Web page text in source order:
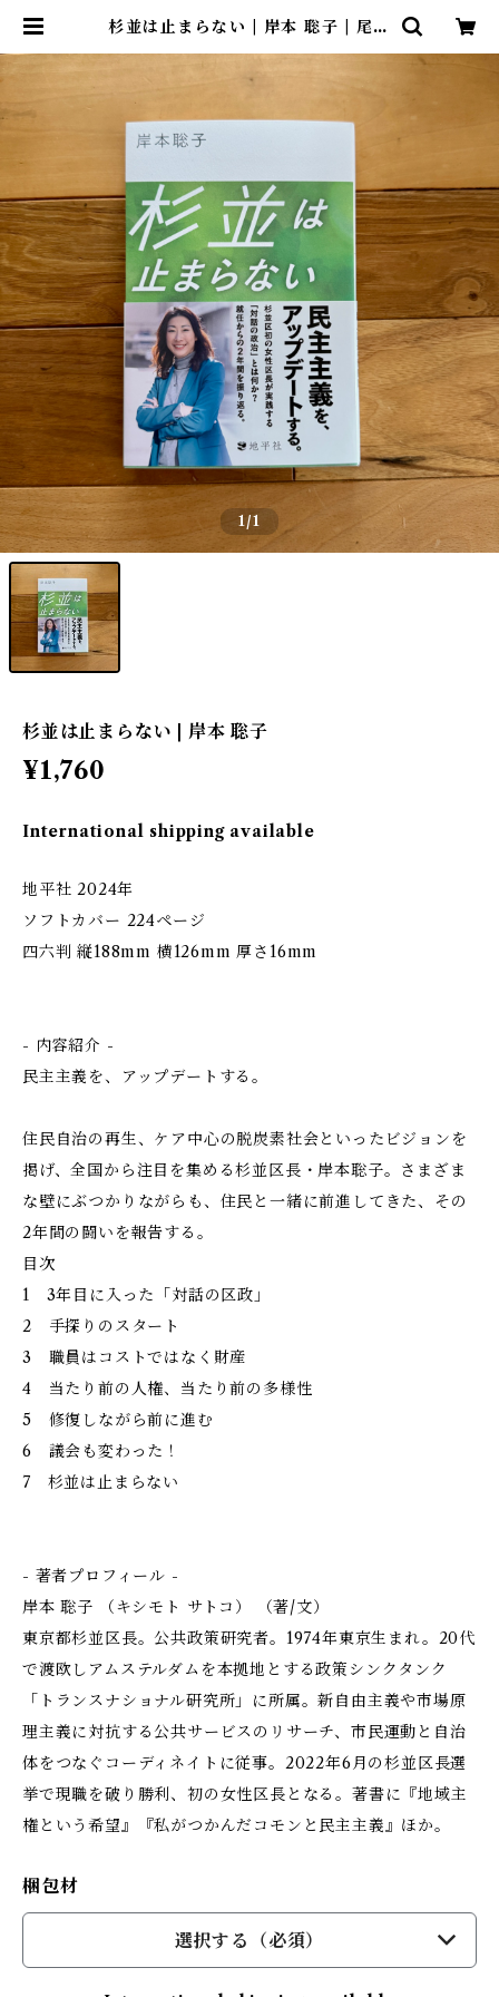
杉並は止まらない | 岸本 聡子 | 尾鷲
1/1
杉並は止まらない | 岸本 聡子
¥1,760
International shipping available
地平社 2024年
ソフトカバー 224ページ
四六判 縦188mm 横126mm 厚さ16mm
- 内容紹介 -
民主主義を、アップデートする。
住民自治の再生、ケア中心の脱炭素社会といったビジョンを
掲げ、全国から注目を集める杉並区長・岸本聡子。さまざま
な壁にぶつかりながらも、住民と一緒に前進してきた、その
2年間の闘いを報告する。
目次
1 3年目に入った「対話の区政」
2 手探りのスタート
3 職員はコストではなく財産
4 当たり前の人権、当たり前の多様性
5 修復しながら前に進む
6 議会も変わった！
7 杉並は止まらない
- 著者プロフィール -
岸本 聡子 （キシモト サトコ） （著/文）
東京都杉並区長。公共政策研究者。1974年東京生まれ。20代
で渡欧しアムステルダムを本拠地とする政策シンクタンク
「トランスナショナル研究所」に所属。新自由主義や市場原
理主義に対抗する公共サービスのリサーチ、市民運動と自治
体をつなぐコーディネイトに従事。2022年6月の杉並区長選
挙で現職を破り勝利、初の女性区長となる。著書に『地域主
権という希望』『私がつかんだコモンと民主主義』ほか。
梱包材
選択する（必須）